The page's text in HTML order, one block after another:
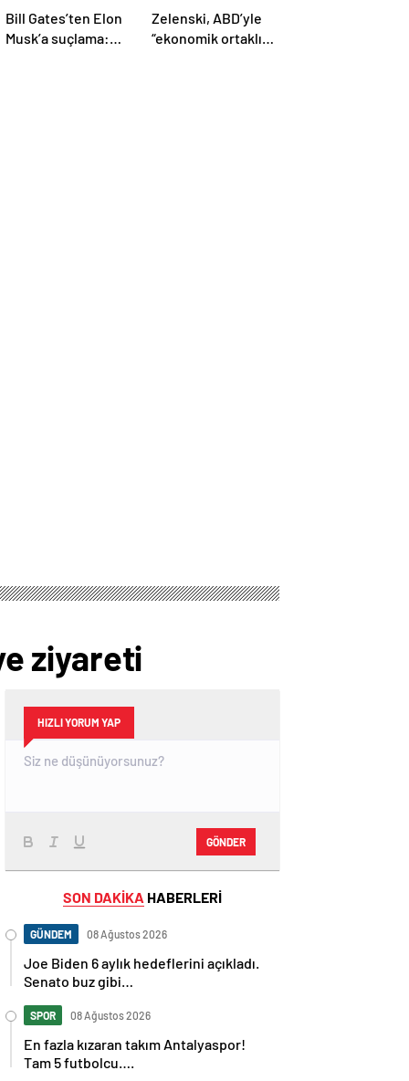
Bill Gates’ten Elon
Musk’a suçlama:
Zelenski, ABD’yle
“ekonomik ortaklık”
ziyareti
HIZLI YORUM YAP
GÖNDER
SON DAKİKA HABERLERİ
GÜNDEM 08 Ağustos 2026
Joe Biden 6 aylık hedeflerini açıkladı.
Senato buz gibi…
SPOR 08 Ağustos 2026
En fazla kızaran takım Antalyaspor!
Tam 5 futbolcu….